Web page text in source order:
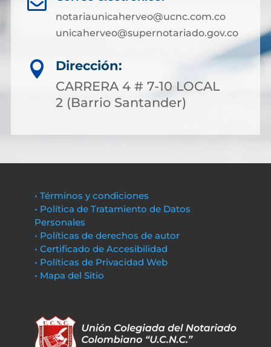
notariaunicaherveo@ucnc.com.co
unicaherveo@supernotariado.gov.co

Dirección:
CARRERA 4 # 7-10 LOCAL
2 (Barrio Santander)
• Términos y condiciones
• Política de Tratamiento de Datos
Personales
• Políticas de derechos de autor
• Certificado de Accesibilidad
• Políticas de Privacidad Web
• Mapa del Sitio